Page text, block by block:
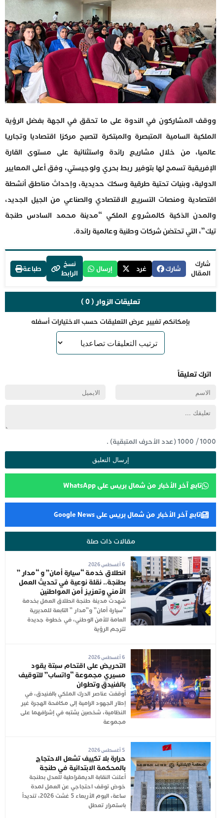
ووقف المشاركون في الندوة على ما تحقق في الجهة بفضل الرؤية
الملكية السامية المتبصرة والمبتكرة لتصبح مركزا اقتصاديا وتجاريا
عالميا، من خلال مشاريع رائدة واستثنائية على مستوى القارة
الإفريقية تسمح لها بتوفير ربط بحري ولوجيستي، وفق أعلى المعايير
الدولية، وبنيات تحتية طرقية وسكك حديدية، وإحداث مناطق أنشطة
اقتصادية ومنصات التسريع الاقتصادي والصناعي من الجيل الجديد،
والمدن الذكية كالمشروع الملكي “مدينة محمد السادس طنجة
تيك”، التي تحتضن شركات وطنية وعالمية رائدة.
شارك
المقال
شارك غرد إرسال
نسخ
الرابط
طباعة
تعليقات الزوار ( 0 )
بإمكانكم تغيير عرض التعليقات حسب الاختيارات أسفله
اترك تعليقاً
1000
/
1000(عدد الأحرف المتبقية) .
تابع آخر الأخبار من شمال بريس على WhatsApp
تابع آخر الأخبار من شمال بريس على Google News
مقالات ذات صلة
6 أغسطس 2026
انطلاق خدمة “سيارة أمان” و “مدار ”
بطنجة.. نقلة نوعية في تحديث العمل
الأمني وتعزيز أمن المواطنين
شهدت مدينة طنجة انطلاق العمل بخدمة
“سيارة أمان” و”مدار ” التابعة للمديرية
العامة للأمن الوطني، في خطوة جديدة
تترجم الرؤية
6 أغسطس 2026
التحريض على اقتحام سبتة يقود
مسيري مجموعة “واتساب” للتوقيف
بالفنيدق وتطوان
أوقفت عناصر الدرك الملكي بالفنيدق، في
إطار الجهود الرامية إلى مكافحة الهجرة غير
النظامية، شخصين يشتبه في إشرافهما على
مجموعة
5 أغسطس 2026
حرارة بلا تكييف تشعل الاحتجاج
بالمحكمة الابتدائية في طنجة
أعلنت النقابة الديمقراطية للعدل بطنجة
خوض توقف احتجاجي عن العمل لمدة
ساعة، اليوم الأربعاء 5 غشت 2026، تنديداً
باستمرار تعطل